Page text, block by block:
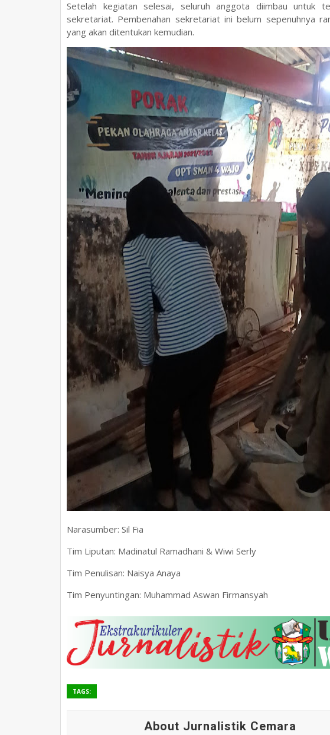
Setelah kegiatan selesai, seluruh anggota diimbau untuk
sekretariat. Pembenahan sekretariat ini belum sepenuhnya
yang akan ditentukan kemudian.
Narasumber: Sil Fia
Tim Liputan: Madinatul Ramadhani & Wiwi Serly
Tim Penulisan: Naisya Anaya
Tim Penyuntingan: Muhammad Aswan Firmansyah
TAGS:
About Jurnalistik Cemara